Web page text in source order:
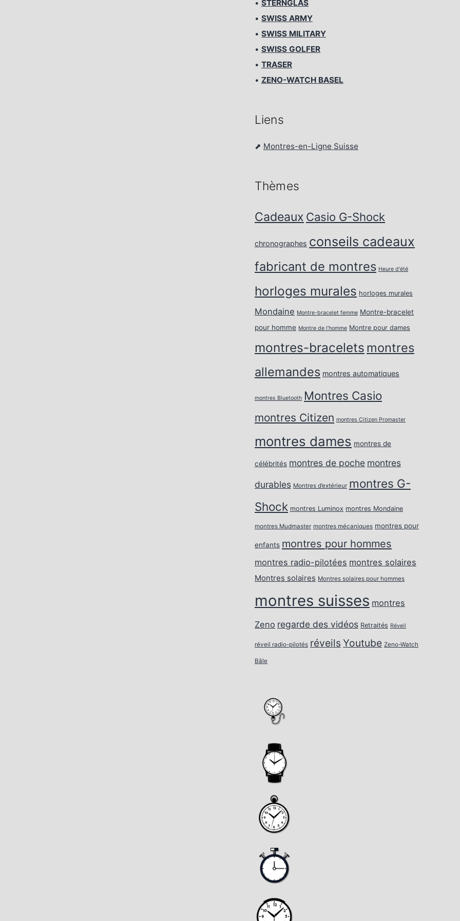
• STERNGLAS
• SWISS ARMY
• SWISS MILITARY
• SWISS GOLFER
• TRASER
• ZENO-WATCH BASEL
Liens
⬈ Montres-en-Ligne Suisse
Thèmes
Cadeaux Casio G-Shock
chronographes conseils cadeaux
fabricant de montres Heure d'été
horloges murales horloges murales
Mondaine Montre-bracelet femme Montre-bracelet
pour homme Montre de l’homme Montre pour dames
montres-bracelets montres
allemandes montres automatiques
montres Bluetooth Montres Casio
montres Citizen montres Citizen Promaster
montres dames montres de
célébrités montres de poche montres
durables Montres d’extérieur montres G-
Shock montres Luminox montres Mondaine
montres Mudmaster montres mécaniques montres pour
enfants montres pour hommes
montres radio-pilotées montres solaires
Montres solaires Montres solaires pour hommes
montres suisses montres
Zeno regarde des vidéos Retraités Réveil
réveil radio-pilotés réveils Youtube Zeno-Watch
Bâle